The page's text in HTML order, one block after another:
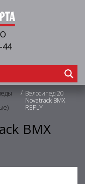
44
/ Велосипед 20
Novatrack BMX
REPLY
BMX